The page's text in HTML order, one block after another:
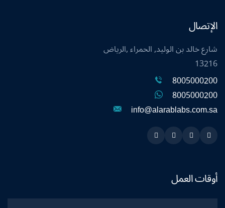
الإتصال
شارع خالد بن الوليد, الحمراء ,الرياض
13216
8005000200
8005000200
info@alarablabs.com.sa
Snapchat
Twitter
Linkedin
Instagram
أوقات العمل